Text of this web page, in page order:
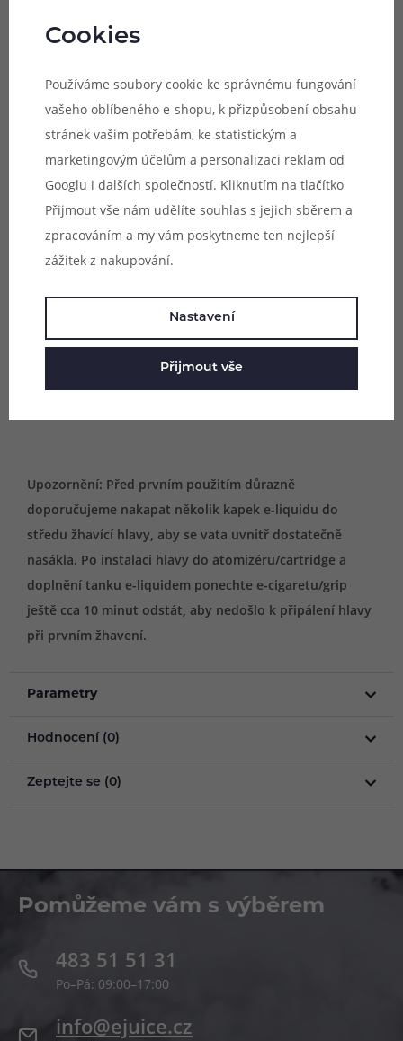
- 1.5Ω (7 - 15W)
- 1.8Ω (7 - 13W)
Kompatibilní zařízení:
- Vandy Vape BSKR - Berserker MTL Kit
- MTL vaping (klasické šlukování)
Upozornění: Před prvním použitím důrazně
doporučujeme nakapat několik kapek e-liquidu do
středu žhavící hlavy, aby se vata uvnitř dostatečně
nasákla. Po instalaci hlavy do atomizéru/cartridge a
doplnění tanku e-liquidem ponechte e-cigaretu/grip
ještě cca 10 minut odstát, aby nedošlo k připálení hlavy
při prvním žhavení.
Parametry
Hodnocení (0)
Zeptejte se (0)
Pomůžeme vám s výběrem
483 51 51 31
Po–Pá: 09:00–17:00
info@ejuice.cz
Cookies
Používáme soubory cookie ke správnému fungování
vašeho oblíbeného e-shopu, k přizpůsobení obsahu
stránek vašim potřebám, ke statistickým a
marketingovým účelům a personalizaci reklam od
Googlu i dalších společností. Kliknutím na tlačítko
Přijmout vše nám udělíte souhlas s jejich sběrem a
zpracováním a my vám poskytneme ten nejlepší
zážitek z nakupování.
Nastavení
Přijmout vše